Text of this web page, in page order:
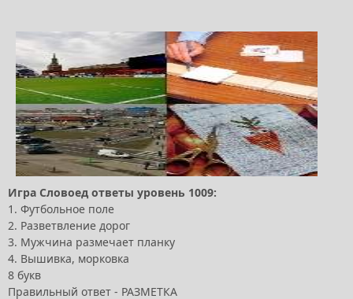
Игра Словоед ответы уровень 1009:
1. Футбольное поле
2. Разветвление дорог
3. Мужчина размечает планку
4. Вышивка, морковка
8 букв
Правильный ответ - РАЗМЕТКА